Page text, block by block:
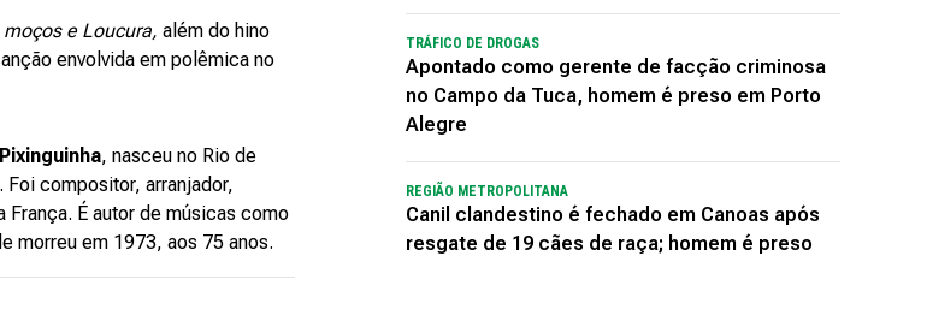
e Loucura, além do hino
envolvida em polêmica no
Pixinguinha, nasceu no Rio de
compositor, arranjador,
França. É autor de músicas como
morreu em 1973, aos 75 anos.
TRÁFICO DE DROGAS
Apontado como gerente de facção criminosa
no Campo da Tuca, homem é preso em Porto
Alegre
REGIÃO METROPOLITANA
Canil clandestino é fechado em Canoas após
resgate de 19 cães de raça; homem é preso